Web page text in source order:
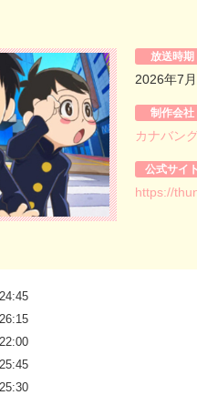
放送時期
2026年7
制作会社
カナバン
公式サイ
https://